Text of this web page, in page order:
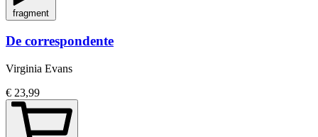
fragment
De correspondente
Virginia Evans
€ 23,99